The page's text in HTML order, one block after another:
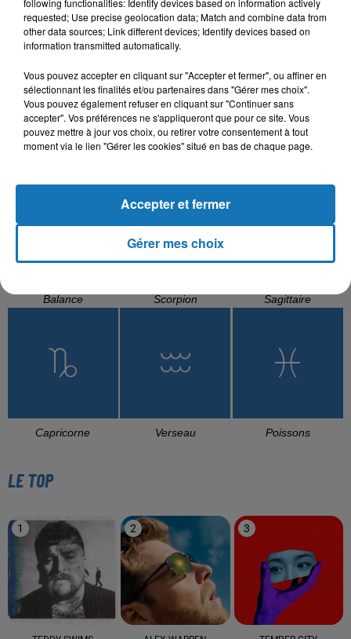
Bélier Taureau Gémeaux
Balance Scorpion Sagittaire
Capricorne Verseau Poissons
LE TOP
1 2 3
requested; Use precise geolocation data; Match and combine data from
other data sources; Link different devices; Identify devices based on
information transmitted automatically.
Vous pouvez accepter en cliquant sur "Accepter et fermer", ou affiner en
sélectionnant les finalités et/ou partenaires dans "Gérer mes choix".
Vous pouvez également refuser en cliquant sur "Continuer sans
accepter". Vos préférences ne s'appliqueront que pour ce site. Vous
pouvez mettre à jour vos choix, ou retirer votre consentement à tout
moment via le lien "Gérer les cookies" situé en bas de chaque page.
Gérer mes choix
Accepter et fermer